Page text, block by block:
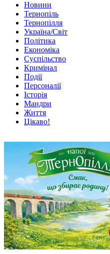
Новини
Тернопіль
Тернопілля
Україна/Світ
Політика
Економіка
Суспільство
Кримінал
Події
Персоналії
Історія
Мандри
Життя
Цікаво!